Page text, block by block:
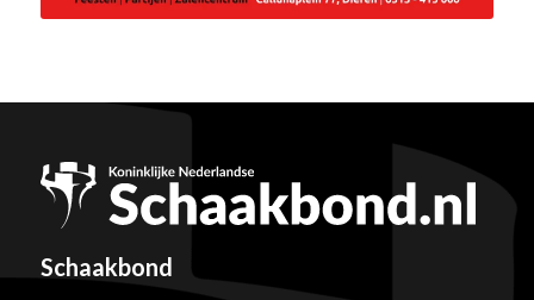
Schaakbond